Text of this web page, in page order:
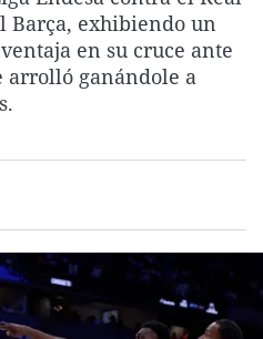
La rosa de los vientos
Gente viajera
Como el perro y el
Caso
Retornados
Equipo de
Extremadura
Galicia
La Rioja
Virales
Televisión
Elecciones
Barça, exhibiendo un
en su cruce ante
arrolló ganándole a